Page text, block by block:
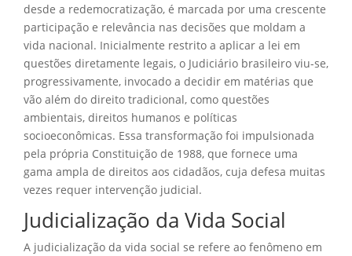
desde a redemocratização, é marcada por uma crescente
participação e relevância nas decisões que moldam a
vida nacional. Inicialmente restrito a aplicar a lei em
questões diretamente legais, o Judiciário brasileiro viu-se,
progressivamente, invocado a decidir em matérias que
vão além do direito tradicional, como questões
ambientais, direitos humanos e políticas
socioeconômicas. Essa transformação foi impulsionada
pela própria Constituição de 1988, que fornece uma
gama ampla de direitos aos cidadãos, cuja defesa muitas
vezes requer intervenção judicial.
Judicialização da Vida Social
A judicialização da vida social se refere ao fenômeno em